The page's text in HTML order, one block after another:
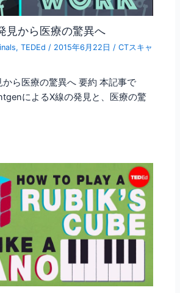
見から医療の驚異へ
,TEDEd / 2015年6月22日/CTスキャ
から医療の驚異へ 要約 本記事で
によるX線の発見と、医療の驚